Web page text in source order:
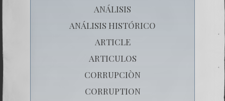
ANÁLISIS
ANÁLISIS HISTÓRICO
ARTICLE
ARTICULOS
CORRUPCIÒN
CORRUPTION